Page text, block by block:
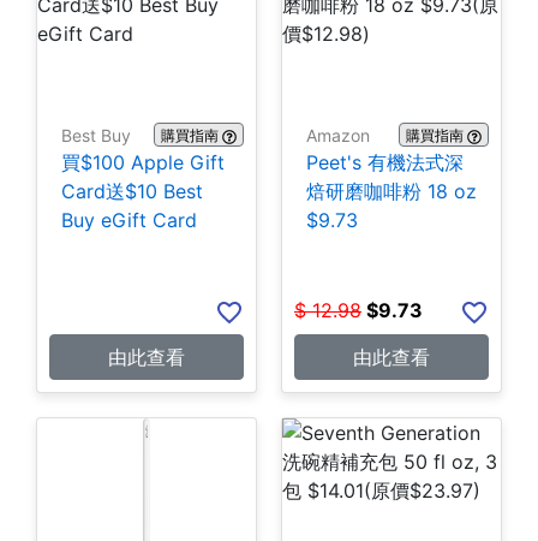
Best Buy 購買指南
買$100 Apple Gift
Card送$10 Best
Buy eGift Card
由此查看
Amazon 購買指南
Peet's 有機法式深
焙研磨咖啡粉 18 oz
$9.73
$ 12.98 $9.73
由此查看